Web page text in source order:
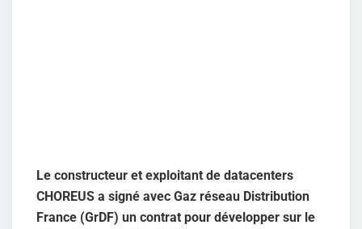
Le constructeur et exploitant de datacenters
CHOREUS a signé avec Gaz réseau Distribution
France (GrDF) un contrat pour développer sur le